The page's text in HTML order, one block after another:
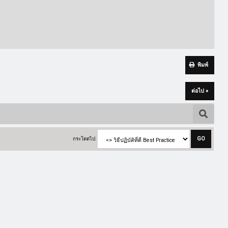
พิมพ์
ต่อไป »
กระโดดไป: